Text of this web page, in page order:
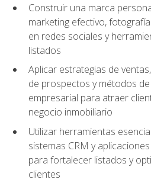
Construir una marca
marketing efectivo,
en redes sociales y
listados
Aplicar estrategias de
de prospectos y métodos
empresarial para atraer
negocio inmobiliario
Utilizar herramientas
sistemas CRM y
para fortalecer listados y
clientes